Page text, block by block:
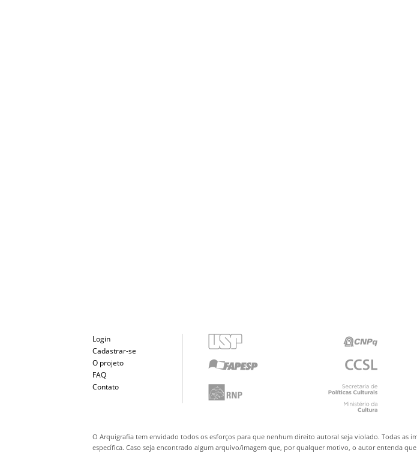
Login
Cadastrar-se
O projeto
FAQ
Contato
O Arquigrafia tem envidado todos os esforços para que nenhum direito autoral seja violado. Todas as
específica. Caso seja encontrado algum arquivo/imagem que, por qualquer motivo, o autor entenda